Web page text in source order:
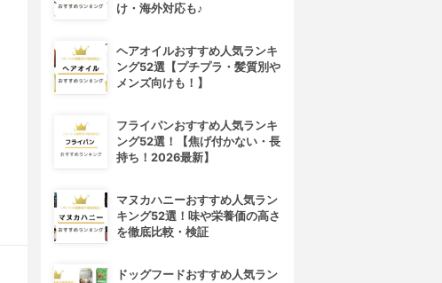
け・海外対応も♪
ヘアオイルおすすめ人気ランキ
ング52選【プチプラ・髪質別や
メンズ向けも！】
フライパンおすすめ人気ランキ
ング52選！【焦げ付かない・長
持ち！2026最新】
マヌカハニーおすすめ人気ラン
キング52選！味や栄養価の高さ
を徹底比較・検証
ドッグフードおすすめ人気ラン